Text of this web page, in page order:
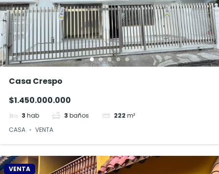
Casa Crespo
$1.450.000.000
3 hab 3 baños 222 m²
CASA
VENTA
VENTA